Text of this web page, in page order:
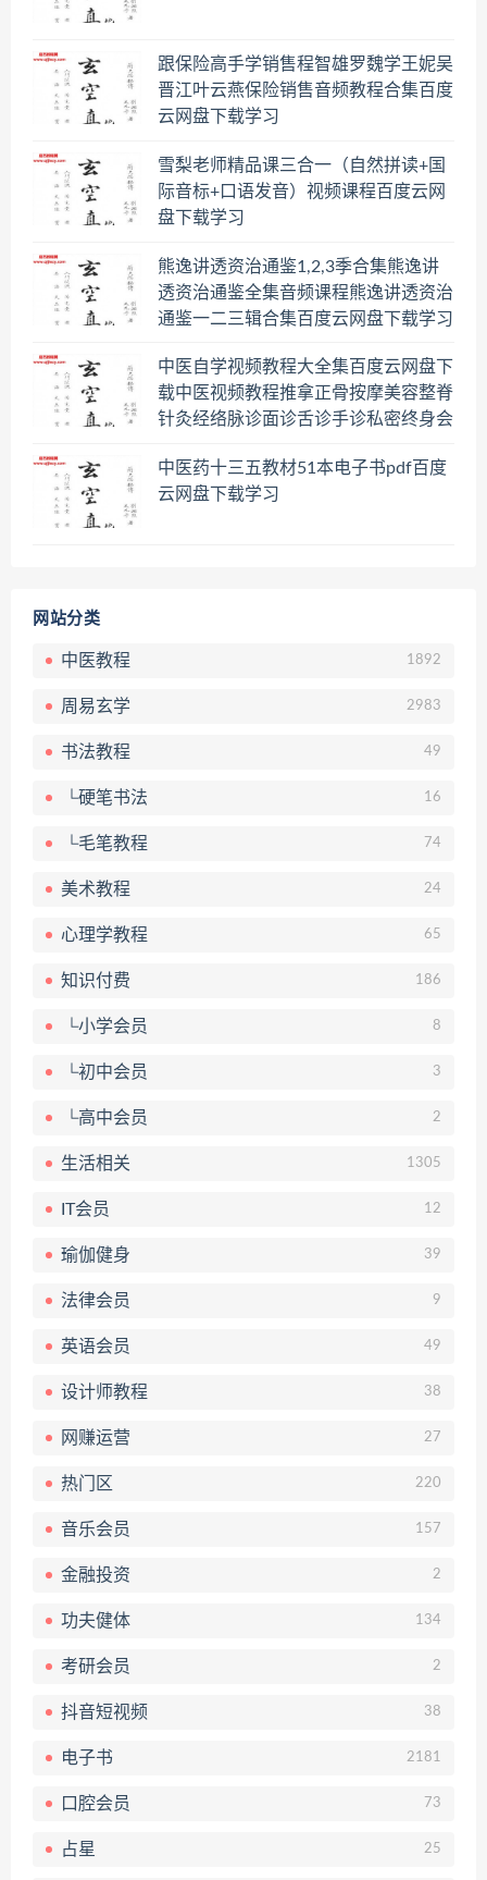
跟保险高手学销售程智雄罗魏学王妮吴
晋江叶云燕保险销售音频教程合集百度
云网盘下载学习
雪梨老师精品课三合一（自然拼读+国
际音标+口语发音）视频课程百度云网
盘下载学习
熊逸讲透资治通鉴1,2,3季合集熊逸讲
透资治通鉴全集音频课程熊逸讲透资治
通鉴一二三辑合集百度云网盘下载学习
中医自学视频教程大全集百度云网盘下
载中医视频教程推拿正骨按摩美容整脊
针灸经络脉诊面诊舌诊手诊私密终身会
中医药十三五教材51本电子书pdf百度
云网盘下载学习
网站分类
中医教程 1892
周易玄学 2983
书法教程 49
└硬笔书法 16
└毛笔教程 74
美术教程 24
心理学教程 65
知识付费 186
└小学会员 8
└初中会员 3
└高中会员 2
生活相关 1305
IT会员 12
瑜伽健身 39
法律会员 9
英语会员 49
设计师教程 38
网赚运营 27
热门区 220
音乐会员 157
金融投资 2
功夫健体 134
考研会员 2
抖音短视频 38
电子书 2181
口腔会员 73
占星 25